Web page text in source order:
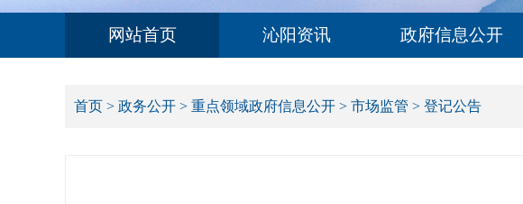
网站首页 沁阳资讯 政府信息公开
首页 > 政务公开 > 重点领域政府信息公开 > 市场监管 > 登记公告